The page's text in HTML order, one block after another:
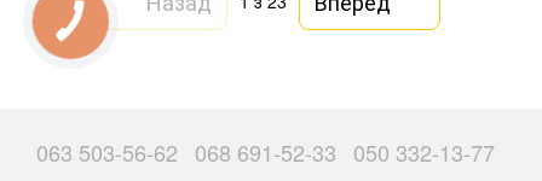
063 503-56-62 068 691-52-33 050 332-13-77